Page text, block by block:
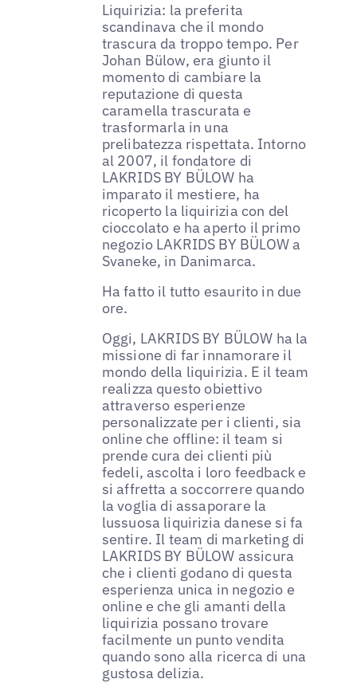
Liquirizia: la preferita
scandinava che il mondo
trascura da troppo tempo. Per
Johan Bülow, era giunto il
momento di cambiare la
reputazione di questa
caramella trascurata e
trasformarla in una
prelibatezza rispettata. Intorno
al 2007, il fondatore di
LAKRIDS BY BÜLOW ha
imparato il mestiere, ha
ricoperto la liquirizia con del
cioccolato e ha aperto il primo
negozio LAKRIDS BY BÜLOW a
Svaneke, in Danimarca.
Ha fatto il tutto esaurito in due
ore.
Oggi, LAKRIDS BY BÜLOW ha la
missione di far innamorare il
mondo della liquirizia. E il team
realizza questo obiettivo
attraverso esperienze
personalizzate per i clienti, sia
online che offline: il team si
prende cura dei clienti più
fedeli, ascolta i loro feedback e
si affretta a soccorrere quando
la voglia di assaporare la
lussuosa liquirizia danese si fa
sentire. Il team di marketing di
LAKRIDS BY BÜLOW assicura
che i clienti godano di questa
esperienza unica in negozio e
online e che gli amanti della
liquirizia possano trovare
facilmente un punto vendita
quando sono alla ricerca di una
gustosa delizia.